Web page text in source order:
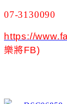
07-3130090
https://
樂將FB)